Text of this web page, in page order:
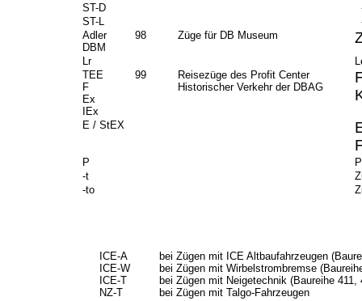
ST-D
ST-L
Adler
DBM
98 Züge für DB Museum
Lr
TEE
F
Ex
IEx
99
Reisezüge des Profit Center
Historischer Verkehr der DBAG
E / StEX
P
-t
-to
ICE-A
ICE-W
ICE-T
NZ-T
bei Zügen mit ICE Altbaufahrzeugen
bei Zügen mit Wirbelstrombremse
bei Zügen mit Neigetechnik (Baureihe 411,
bei Zügen mit Talgo-Fahrzeugen